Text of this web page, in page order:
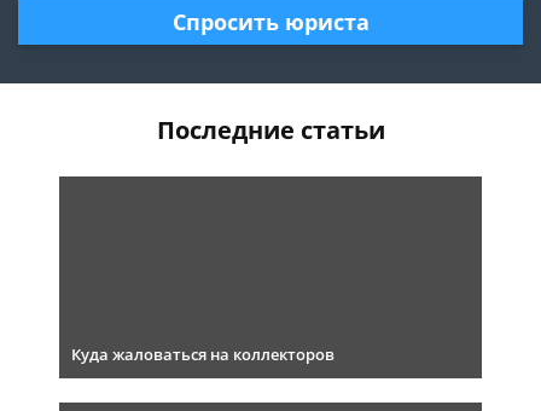
Спросить юриста
Последние статьи
Куда жаловаться на коллекторов